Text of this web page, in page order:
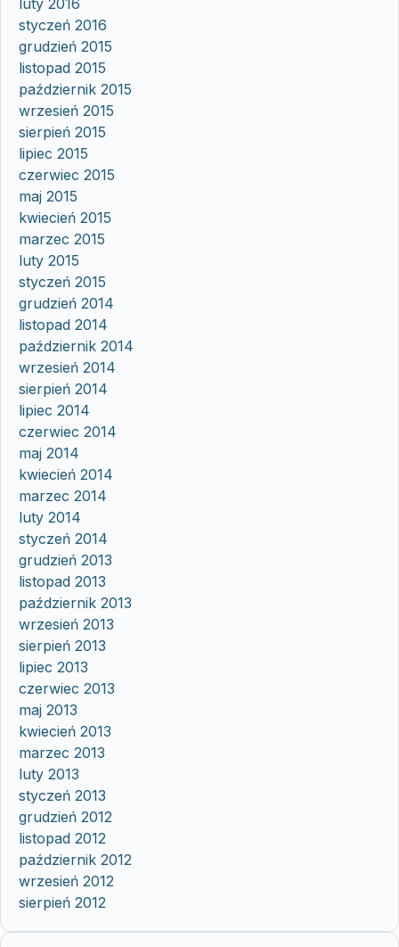
luty 2016
styczeń 2016
grudzień 2015
listopad 2015
październik 2015
wrzesień 2015
sierpień 2015
lipiec 2015
czerwiec 2015
maj 2015
kwiecień 2015
marzec 2015
luty 2015
styczeń 2015
grudzień 2014
listopad 2014
październik 2014
wrzesień 2014
sierpień 2014
lipiec 2014
czerwiec 2014
maj 2014
kwiecień 2014
marzec 2014
luty 2014
styczeń 2014
grudzień 2013
listopad 2013
październik 2013
wrzesień 2013
sierpień 2013
lipiec 2013
czerwiec 2013
maj 2013
kwiecień 2013
marzec 2013
luty 2013
styczeń 2013
grudzień 2012
listopad 2012
październik 2012
wrzesień 2012
sierpień 2012